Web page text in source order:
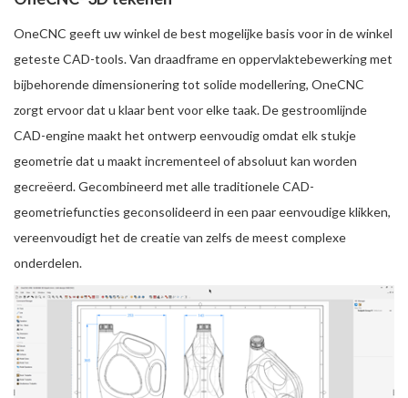
OneCNC geeft uw winkel de best mogelijke basis voor in de winkel
geteste CAD-tools. Van draadframe en oppervlaktebewerking met
bijbehorende dimensionering tot solide modellering, OneCNC
zorgt ervoor dat u klaar bent voor elke taak. De gestroomlijnde
CAD-engine maakt het ontwerp eenvoudig omdat elk stukje
geometrie dat u maakt incrementeel of absoluut kan worden
gecreëerd. Gecombineerd met alle traditionele CAD-
geometriefuncties geconsolideerd in een paar eenvoudige klikken,
vereenvoudigt het de creatie van zelfs de meest complexe
onderdelen.